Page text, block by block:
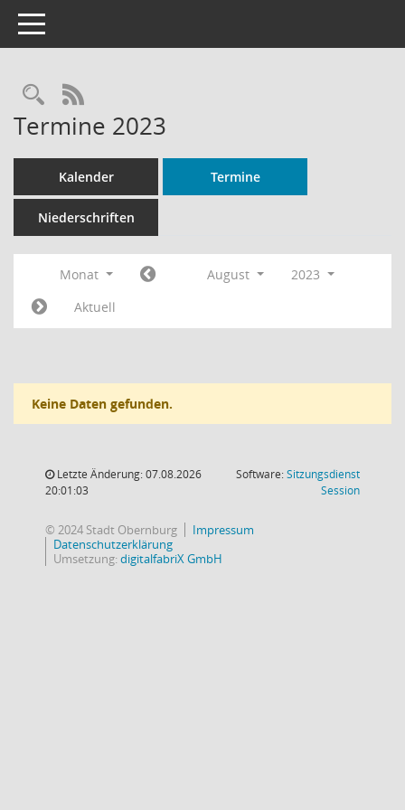
Toggle navigation
Rechercheauswahl
RSS-Feed
Termine 2023
Kalender Termine
Niederschriften
Monat August
2023
Aktuell
Keine Daten gefunden.
Letzte Änderung: 07.08.2026
20:01:03
Software:Sitzungsdienst
Session(Wird in
© 2024 Stadt Obernburg
Impressum
Datenschutzerklärung
Umsetzung:digitalfabriX GmbH